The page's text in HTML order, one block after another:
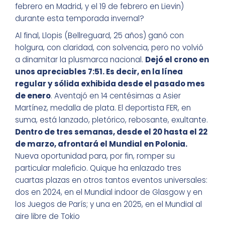
febrero en Madrid, y el 19 de febrero en Lievin)
durante esta temporada invernal?
Al final, Llopis (Bellreguard, 25 años) ganó con
holgura, con claridad, con solvencia, pero no volvió
a dinamitar la plusmarca nacional. Dejó el crono en
unos apreciables 7:51. Es decir, en la línea
regular y sólida exhibida desde el pasado mes
de enero. Aventajó en 14 centésimas a Asier
Martínez, medalla de plata. El deportista FER, en
suma, está lanzado, pletórico, rebosante, exultante.
Dentro de tres semanas, desde el 20 hasta el 22
de marzo, afrontará el Mundial en Polonia.
Nueva oportunidad para, por fin, romper su
particular maleficio. Quique ha enlazado tres
cuartas plazas en otros tantos eventos universales:
dos en 2024, en el Mundial indoor de Glasgow y en
los Juegos de París; y una en 2025, en el Mundial al
aire libre de Tokio